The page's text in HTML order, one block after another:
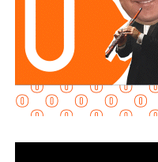
Durante las
preventivas y
de nuevos desarrollos a
metropolitana.
Con estas supervisiones
las nuevas redes de